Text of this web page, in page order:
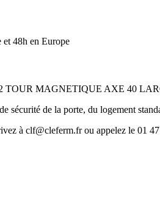
et 48h en Europe
MAGNETIQUE AXE 40
sécurité de la porte, du logement
à clf@cleferm.fr ou appelez le 01